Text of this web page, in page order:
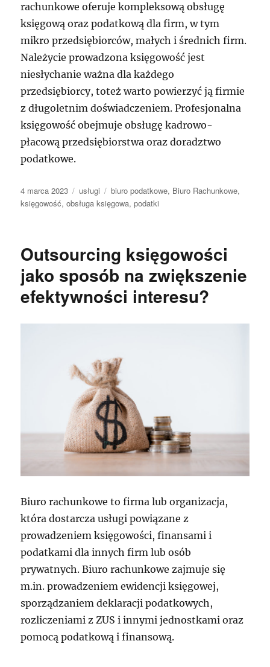
rachunkowe oferuje kompleksową obsługę
księgową oraz podatkową dla firm, w tym
mikro przedsiębiorców, małych i średnich firm.
Należycie prowadzona księgowość jest
niesłychanie ważna dla każdego
przedsiębiorcy, toteż warto powierzyć ją firmie
z długoletnim doświadczeniem. Profesjonalna
księgowość obejmuje obsługę kadrowo-
płacową przedsiębiorstwa oraz doradztwo
podatkowe.
Data
publikacji
4 marca 2023 Kategorie
usługi Tagi
biuro podatkowe, Biuro Rachunkowe,
księgowość,obsługa księgowa,podatki
Outsourcing księgowości
jako sposób na zwiększenie
efektywności interesu?
Biuro rachunkowe to firma lub organizacja,
która dostarcza usługi powiązane z
prowadzeniem księgowości, finansami i
podatkami dla innych firm lub osób
prywatnych. Biuro rachunkowe zajmuje się
m.in. prowadzeniem ewidencji księgowej,
sporządzaniem deklaracji podatkowych,
rozliczeniami z ZUS i innymi jednostkami oraz
pomocą podatkową i finansową.